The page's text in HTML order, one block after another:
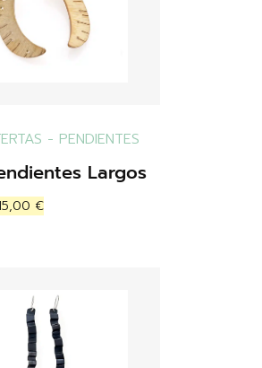
- PENDIENTES
Largos
€